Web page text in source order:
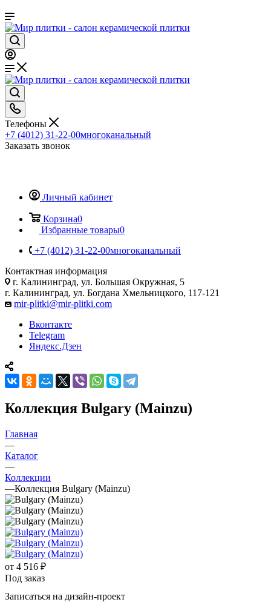
Телефоны
+7 (4012) 31-22-00многоканальный
Заказать звонок
Личный кабинет
Корзина0
Избранные товары0
+7 (4012) 31-22-00многоканальный
Контактная информация
г. Калининград, ул. Большая Окружная, 5
г. Калининград, ул. Богдана Хмельницкого, 117-121
mir-plitki@mir-plitki.com
Вконтакте
Telegram
Яндекс.Дзен
Коллекция Bulgary (Mainzu)
Главная
—
Каталог
—
Коллекции
—Коллекция Bulgary (Mainzu)
от 4 516 ₽
Под заказ
Записаться на дизайн-проект